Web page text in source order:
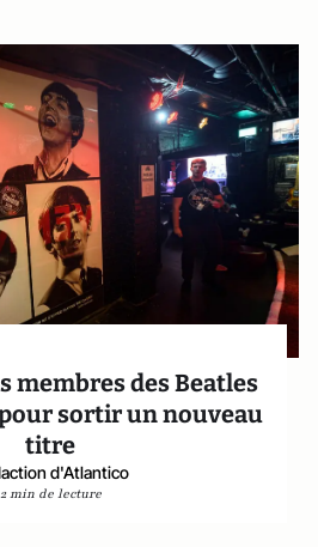
membres des Beatles
sortir un nouveau
titre
d'Atlantico
2 min de lecture